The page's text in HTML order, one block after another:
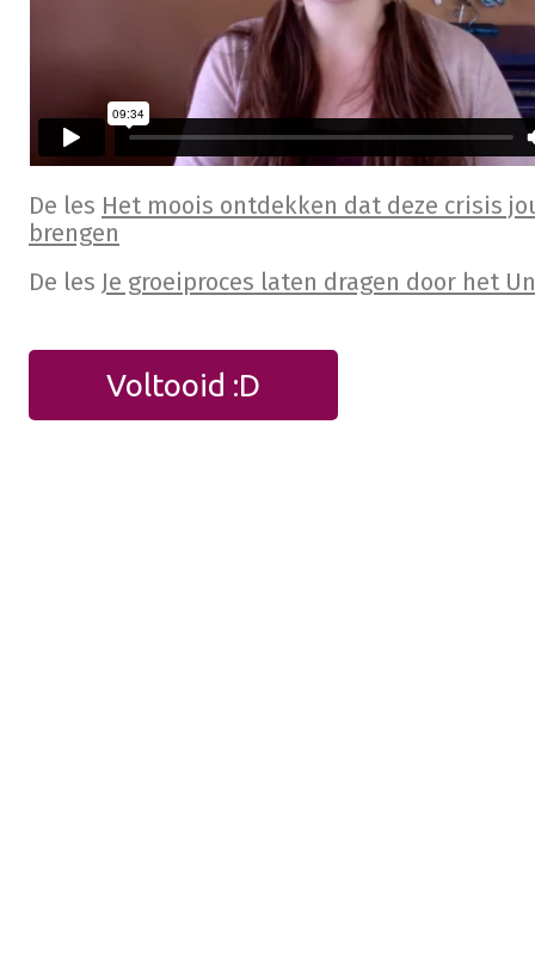
De les Het moois ontdekken dat deze crisis
brengen
De les Je groeiproces laten dragen door het
Voltooid :D